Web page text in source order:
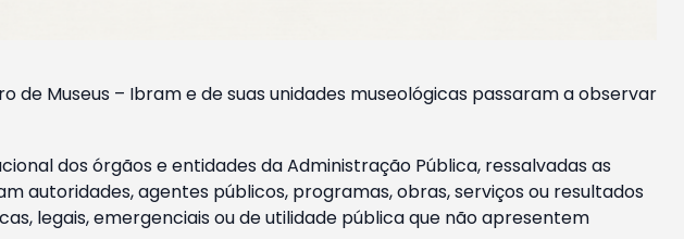
de Museus – Ibram e de suas unidades museológicas passaram a observar
dos órgãos e entidades da Administração Pública, ressalvadas as
autoridades, agentes públicos, programas, obras, serviços ou resultados
legais, emergenciais ou de utilidade pública que não apresentem